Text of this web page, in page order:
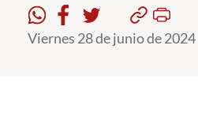
Admisión
Viernes 28 de junio de 2024